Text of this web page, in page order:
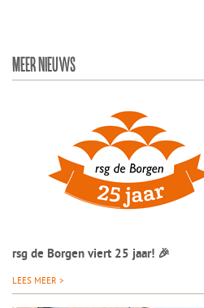
MEER NIEUWS
rsg de Borgen viert 25 jaar! 🎉
LEES MEER >